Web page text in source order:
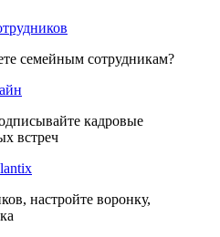
семейным сотрудникам?
кадровые
встреч
настройте воронку,